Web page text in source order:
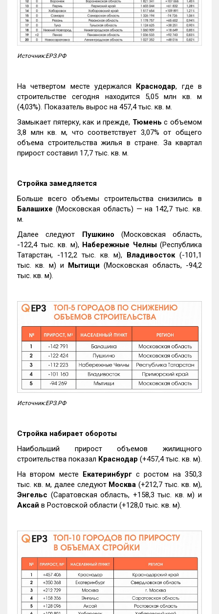
Источник:ЕРЗ.РФ
На четвертом месте удержался Краснодар, где в
строительстве сегодня находится 5,05 млн кв. м
(4,03%). Показатель вырос на 457,4 тыс. кв. м.
Замыкает пятерку, как и прежде, Тюмень с объемом
3,8 млн кв. м, что соответствует 3,07% от общего
объема строительства жилья в стране. За квартал
прирост составил 17,7 тыс. кв. м.
Стройка замедляется
Больше всего объемы строительства снизились в
Балашихе (Московская область) — на 142,7 тыс. кв.
м.
Далее следуют Пушкино (Московская область,
-122,4 тыс. кв. м), Набережные Челны(Республика
Татарстан, -112,2 тыс. кв. м), Владивосток(-101,1
тыс. кв. м) и Мытищи (Московская область, -94,2
тыс. кв. м).
Источник:ЕРЗ.РФ
Стройка набирает обороты
Наибольший прирост объемов жилищного
строительства показал Краснодар (+457,4 тыс. кв. м).
На втором месте
Екатеринбургс ростом на 350,3
тыс. кв. м, далее следуют Москва (+212,7 тыс. кв. м),
Энгельс (Саратовская область, +158,3 тыс. кв. м) и
Аксай в Ростовской области (+128,0 тыс. кв. м).